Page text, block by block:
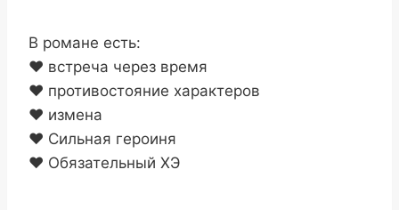
В романе есть:
❤️ встреча через время
❤️ противостояние характеров
❤️ измена
❤️ Сильная героиня
❤️ Обязательный ХЭ